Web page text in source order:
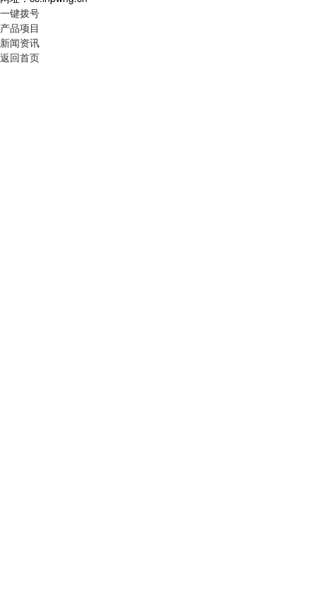
一键拨号
产品项目
新闻资讯
返回首页